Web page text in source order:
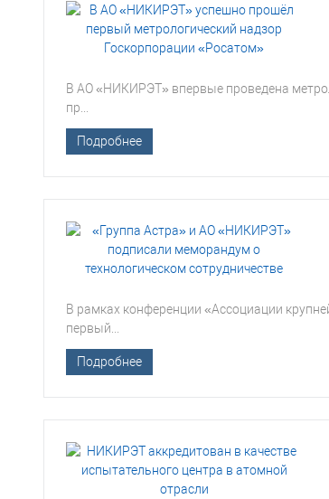
В АО «НИКИРЭТ» впервые проведена
пр...
Подробнее
В рамках конференции «Ассоциации
первый...
Подробнее